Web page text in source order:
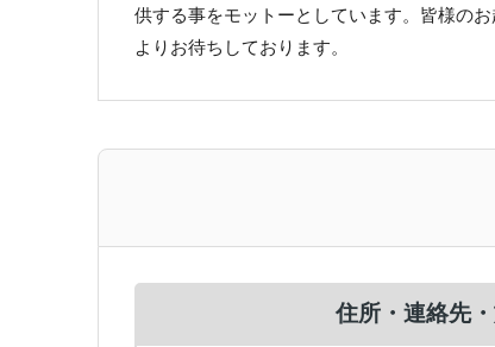
供する事をモットーとしています。皆様の
よりお待ちしております。
住所・連絡先